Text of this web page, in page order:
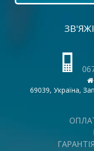
69039, Україна,